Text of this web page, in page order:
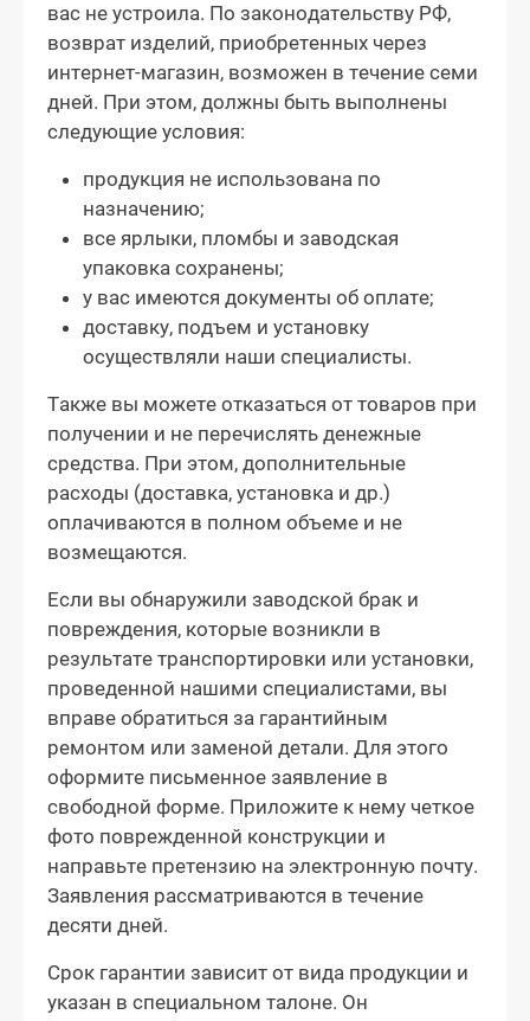
вас не устроила. По законодательству РФ,
возврат изделий, приобретенных через
интернет-магазин, возможен в течение семи
дней. При этом, должны быть выполнены
следующие условия:
продукция не использована по
назначению;
все ярлыки, пломбы и заводская
упаковка сохранены;
у вас имеются документы об оплате;
доставку, подъем и установку
осуществляли наши специалисты.
Также вы можете отказаться от товаров при
получении и не перечислять денежные
средства. При этом, дополнительные
расходы (доставка, установка и др.)
оплачиваются в полном объеме и не
возмещаются.
Если вы обнаружили заводской брак и
повреждения, которые возникли в
результате транспортировки или установки,
проведенной нашими специалистами, вы
вправе обратиться за гарантийным
ремонтом или заменой детали. Для этого
оформите письменное заявление в
свободной форме. Приложите к нему четкое
фото поврежденной конструкции и
направьте претензию на электронную почту.
Заявления рассматриваются в течение
десяти дней.
Срок гарантии зависит от вида продукции и
указан в специальном талоне. Он